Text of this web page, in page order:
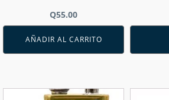
Q55.00
AÑADIR AL CARRITO